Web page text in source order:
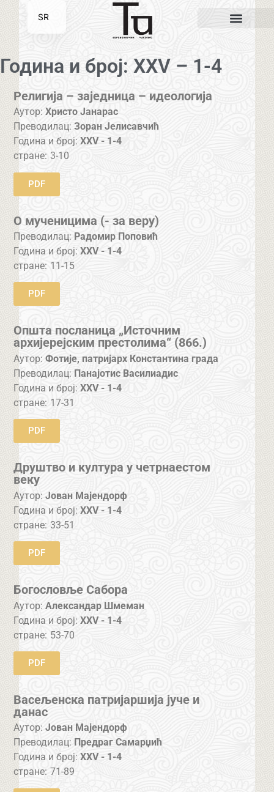
Година и број: XXV – 1-4
Религија – заједница – идеологија
Аутор: Христо Јанарас
Преводилац: Зоран Јелисавчић
Година и број:XXV - 1-4
стране: 3-10
PDF
О мученицима (- за веру)
Преводилац: Радомир Поповић
Година и број:XXV - 1-4
стране: 11-15
PDF
Општа посланица „Источним
архијерејским престолима“ (866.)
Аутор: Фотије, патријарх Константина града
Преводилац: Панајотис Василиадис
Година и број:XXV - 1-4
стране: 17-31
PDF
Друштво и култура у четрнаестом
веку
Аутор: Јован Мајендорф
Година и број:XXV - 1-4
стране: 33-51
PDF
Богословље Сабора
Аутор: Александар Шмеман
Година и број:XXV - 1-4
стране: 53-70
PDF
Васељенска патријаршија јуче и
данас
Аутор: Јован Мајендорф
Преводилац: Предраг Самарџић
Година и број:XXV - 1-4
стране: 71-89
SR
EN